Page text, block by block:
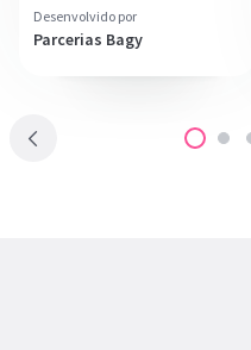
Desenvolvido por
Parcerias Bagy